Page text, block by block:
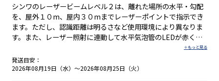
シンワのレーザービームレベル２は、離れた場所の水平・勾配
を、屋外１０m、屋内３０mまでレーザーポイントで指示でき
ます。ただし、認識距離は明るさなど使用環境により異なりま
す。また、レーザー照射に連動して水平気泡管のLEDが赤く点
灯し、レーザー光がでていることが一目で分かります。 レーザ
ービームレベル２は、接触センサーや照射スイッチが押された
時にだけレーザーが照射される安全設計です。 ●離れた場所の
発送目安：
2026年08月19日（水）～2026年08月25日（火）